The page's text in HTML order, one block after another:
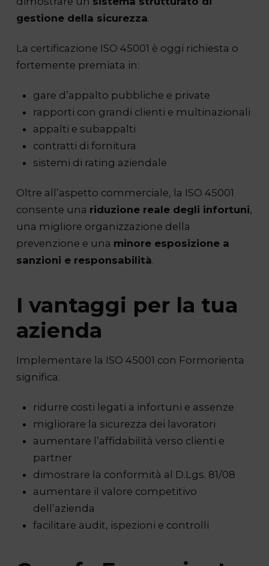
gestione della sicurezza.
La certificazione ISO 45001 è oggi richiesta o
fortemente premiata in:
gare d’appalto pubbliche e private
rapporti con grandi clienti e multinazionali
appalti e subappalti
contratti di fornitura
sistemi di rating aziendale
Oltre all’aspetto commerciale, la ISO 45001
consente una riduzione reale degli infortuni,
una migliore organizzazione della
prevenzione e una minore esposizione a
sanzioni e responsabilità.
I vantaggi per la tua
azienda
Implementare la ISO 45001 con Formorienta
significa:
ridurre costi legati a infortuni e assenze
migliorare la sicurezza dei lavoratori
aumentare l’affidabilità verso clienti e
partner
dimostrare la conformità al D.Lgs. 81/08
aumentare il valore competitivo
dell’azienda
facilitare audit, ispezioni e controlli